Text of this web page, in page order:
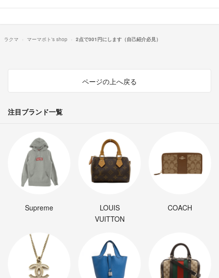
ラクマ マーマポト's shop 2点で301円にします（自己紹介必見）
ページの上へ戻る
注目ブランド一覧
Supreme
LOUIS
VUITTON
COACH